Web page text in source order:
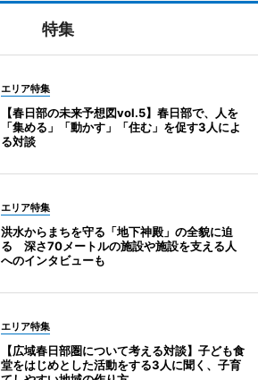
特集
エリア特集
【春日部の未来予想図vol.5】春日部で、人を
「集める」「動かす」「住む」を促す3人によ
る対談
エリア特集
洪水からまちを守る「地下神殿」の全貌に迫
る 深さ70メートルの施設や施設を支える人
へのインタビューも
エリア特集
【広域春日部圏について考える対談】子ども食
堂をはじめとした活動をする3人に聞く、子育